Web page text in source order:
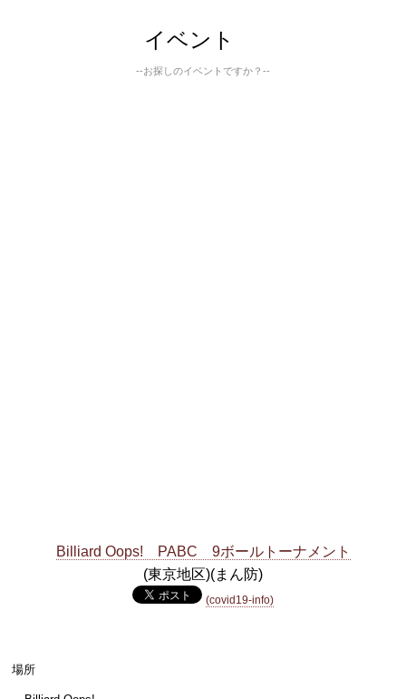
イベント
--お探しのイベントですか？--
Billiard Oops! PABC 9ボールトーナメント
(東京地区)(まん防)
(covid19-info)
場所